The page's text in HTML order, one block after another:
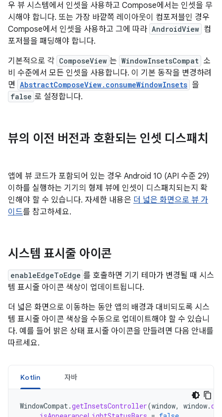
우 뷰 시스템에서 인셋을 사용하고 Compose에서는 인셋을 무
시해야 합니다. 또는 가장 바깥쪽 레이아웃이 컴포저블인 경우
Compose에서 인셋을 사용하고 그에 따라 AndroidView 컴
포저블을 패딩해야 합니다.
기본적으로 각 ComposeView 는 WindowInsetsCompat 소
비 수준에서 모든 인셋을 사용합니다. 이 기본 동작을 변경하려
면 AbstractComposeView.consumeWindowInsets 을
false 로 설정합니다.
뷰의 이전 버전과 호환되는 인셋 디스패치
앱에 뷰 코드가 포함되어 있는 경우 Android 10 (API 수준 29)
이하를 실행하는 기기의 형제 뷰에 인셋이 디스패치되는지 확
인해야 할 수 있습니다. 자세한 내용은 더 넓은 화면으로 뷰 가
이드를 참고하세요.
시스템 표시줄 아이콘
enableEdgeToEdge 를 호출하면 기기 테마가 변경될 때 시스
템 표시줄 아이콘 색상이 업데이트됩니다.
더 넓은 화면으로 이동하는 동안 앱의 배경과 대비되도록 시스
템 표시줄 아이콘 색상을 수동으로 업데이트해야 할 수 있습니
다. 예를 들어 밝은 상태 표시줄 아이콘을 만들려면 다음 안내를
따르세요.
Kotlin 자바
WindowCompat.getInsetsController(window, window.